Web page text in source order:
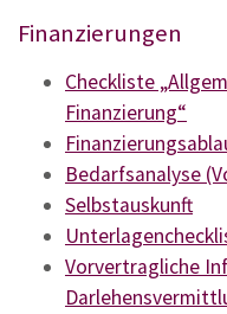
Finanzierungen
Checkliste
Finanzierung“
Bedarfsanalyse
Selbstauskunft
Vorvertragliche